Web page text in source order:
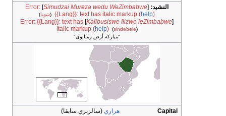
النشيد: [
Simudzai Mureza wedu WeZimbabwe
]
Error:
{{Lang}}: text has italic markup (help)
(شونا)
[
Kalibusiswe Ilizwe leZimbabwe
]
Error: {{Lang}}: text has
italic markup (help) (sindebele)
"مباركة أرض زمبابوى"
Capital هراري (سالزبري سابقا)